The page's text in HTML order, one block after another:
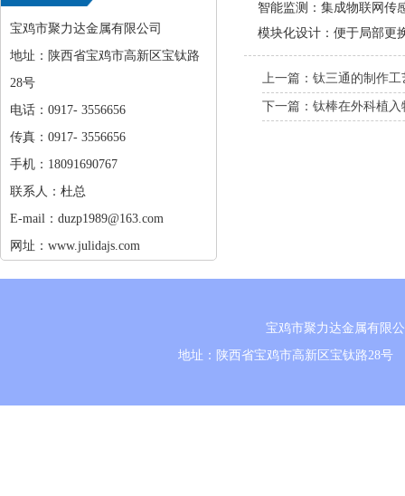
宝鸡市聚力达金属有限公司
地址：陕西省宝鸡市高新区宝钛路
28号
电话：0917- 3556656
传真：0917- 3556656
手机：18091690767
联系人：杜总
E-mail：duzp1989@163.com
网址：www.julidajs.com
智能监测‌：集成物联网传
模块化设计‌：便于局部更
上一篇： 钛三通的制作
下一篇： 钛棒在外科植入
宝鸡市聚力达金属有
地址：陕西省宝鸡市高新区宝钛路28号